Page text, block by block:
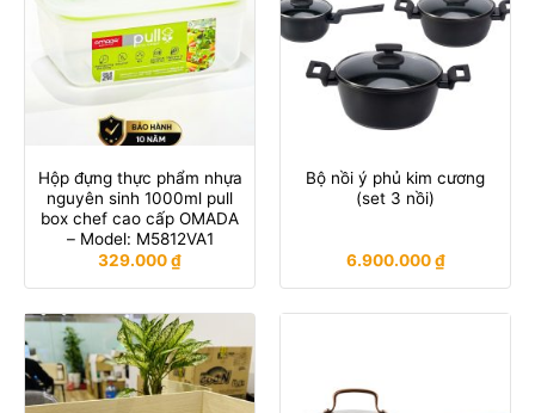
Hộp đựng thực phẩm nhựa
nguyên sinh 1000ml pull
box chef cao cấp OMADA
– Model: M5812VA1
329.000₫
Bộ nồi ý phủ kim cương
(set 3 nồi)
6.900.000₫